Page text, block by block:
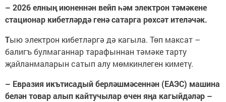
– 2026 елның июненнән вейп һәм электрон тәмәкене
стационар кибетләрдә генә сатарга рөхсәт ителәчәк.
Тыю электрон кибетләргә дә кагыла. Төп максат –
балигъ булмаганнар тарафыннан тәмәке тарту
җайланмаларын сатып алу мөмкинлеген киметү.
– Евразия икътисадый берләшмәсеннән (ЕАЭС) машина
белән товар алып кайтучылар өчен яңа кагыйдәләр –